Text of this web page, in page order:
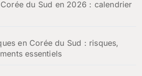
du Sud en 2026 : calendrier
en Corée du Sud : risques,
essentiels